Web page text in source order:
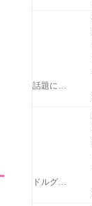
話題に…
ドルグ…